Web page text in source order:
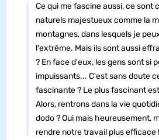
Ce qui me fascine aussi, ce sont
naturels majestueux comme la
montagnes, dans lesquels je
l'extrême. Mais ils sont aussi
? En face d'eux, les gens sont si
impuissants... C'est sans doute
fascinante ? Le plus fascinant
Alors, rentrons dans la vie
dodo ? Oui mais heureusement,
rendre notre travail plus efficace